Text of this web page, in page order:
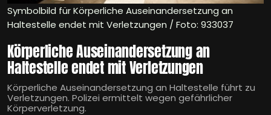
Symbolbild für Körperliche Auseinandersetzung an
Haltestelle endet mit Verletzungen / Foto: 933037
Körperliche Auseinandersetzung an
Haltestelle endet mit Verletzungen
Körperliche Auseinandersetzung an Haltestelle führt zu
Verletzungen. Polizei ermittelt wegen gefährlicher
Körperverletzung.